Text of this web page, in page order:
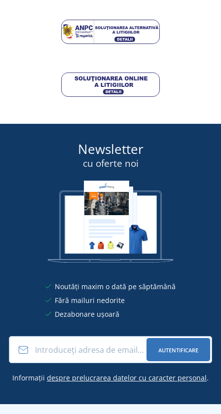
53,25 lei
Newsletter
cu oferte noi
Noutăți maxim o dată pe săptămână
Fără mailuri nedorite
Dezabonare ușoară
AUTENTIFICARE
Informații despre prelucrarea datelor cu caracter personal.